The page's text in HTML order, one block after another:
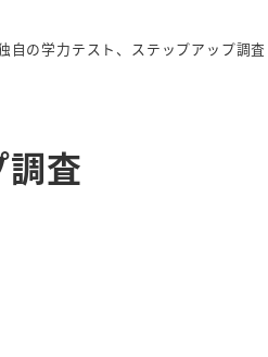
自の学力テスト、ステップアップ調査
査